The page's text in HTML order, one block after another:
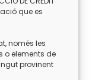
que es
només les
o elements de
provinent